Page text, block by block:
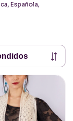
Española,